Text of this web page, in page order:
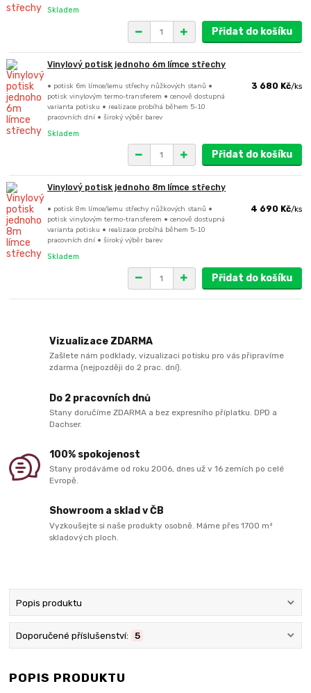
Skladem
Přidat do košíku
Vinylový potisk jednoho 6m límce střechy
• potisk 6m límce/lemu střechy nůžkových stanů •
potisk vinylovým termo-transferem • cenově dostupná
varianta potisku • realizace probíhá během 5-10
pracovních dní • široký výběr barev
3 680 Kč/ks
Skladem
Přidat do košíku
Vinylový potisk jednoho 8m límce střechy
• potisk 8m límce/lemu střechy nůžkových stanů •
potisk vinylovým termo-transferem • cenově dostupná
varianta potisku • realizace probíhá během 5-10
pracovních dní • široký výběr barev
4 690 Kč/ks
Skladem
Přidat do košíku
Vizualizace ZDARMA
Zašlete nám podklady, vizualizaci potisku pro vás připravíme
zdarma (nejpozději do 2 prac. dní).
Do 2 pracovních dnů
Stany doručíme ZDARMA a bez expresního příplatku. DPD a
Dachser.
100% spokojenost
Stany prodáváme od roku 2006, dnes už v 16 zemích po celé
Evropě.
Showroom a sklad v ČB
Vyzkoušejte si naše produkty osobně. Máme přes 1700 m²
skladových ploch.
Popis produktu
Doporučené příslušenství: 5
POPIS PRODUKTU